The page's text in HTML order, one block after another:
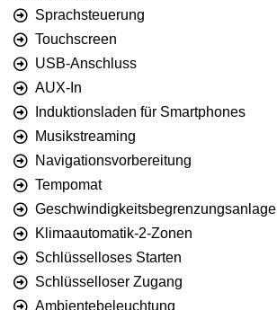
Sprachsteuerung
Touchscreen
USB-Anschluss
AUX-In
Induktionsladen für Smartphones
Musikstreaming
Navigationsvorbereitung
Tempomat
Geschwindigkeitsbegrenzungsanlage
Klimaautomatik-2-Zonen
Schlüsselloses Starten
Schlüsselloser Zugang
Ambientebeleuchtung